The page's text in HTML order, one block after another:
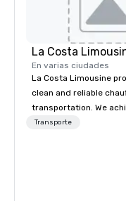
La Costa
En varias ciudades
La Costa Limousine
clean and reliable
transportation. We
with highly trained
Transporte